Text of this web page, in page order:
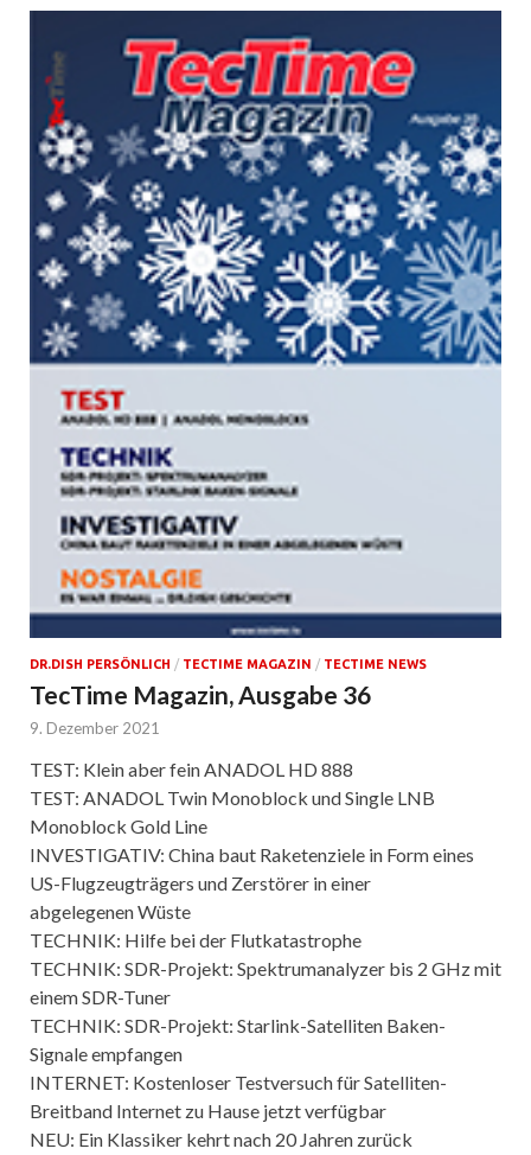
DR.DISH PERSÖNLICH / TECTIME MAGAZIN / TECTIME NEWS
TecTime Magazin, Ausgabe 36
9. Dezember 2021
TEST: Klein aber fein ANADOL HD 888
TEST: ANADOL Twin Monoblock und Single LNB
Monoblock Gold Line
INVESTIGATIV: China baut Raketenziele in Form eines
US-Flugzeugträgers und Zerstörer in einer
abgelegenen Wüste
TECHNIK: Hilfe bei der Flutkatastrophe
TECHNIK: SDR-Projekt: Spektrumanalyzer bis 2 GHz mit
einem SDR-Tuner
TECHNIK: SDR-Projekt: Starlink-Satelliten Baken-
Signale empfangen
INTERNET: Kostenloser Testversuch für Satelliten-
Breitband Internet zu Hause jetzt verfügbar
NEU: Ein Klassiker kehrt nach 20 Jahren zurück